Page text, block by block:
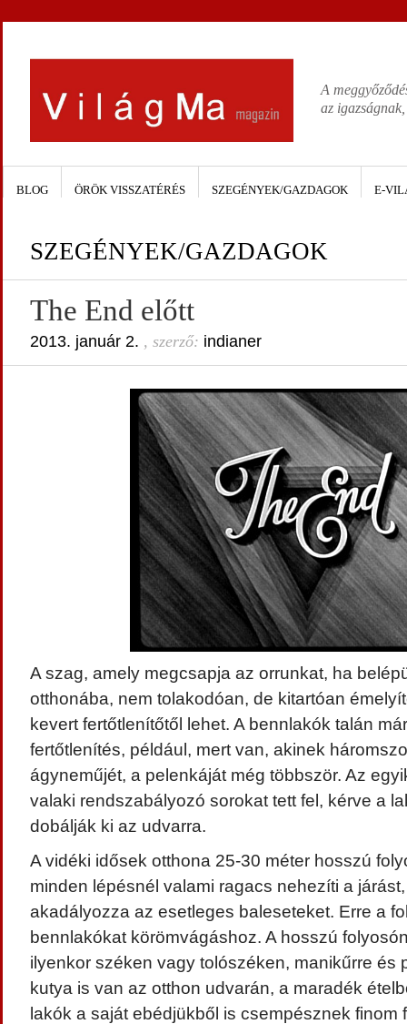
A
az
BLOG ÖRÖK VISSZATÉRÉS SZEGÉNYEK/GAZDAGOK E-
SZEGÉNYEK/GAZDAGOK
The End előtt
2013. január 2. , szerző: indianer
A szag, amely megcsapja az orrunkat, ha
otthonába, nem tolakodóan, de kitartóan
kevert fertőtlenítőtől lehet. A bennlakók talán
fertőtlenítés, például, mert van, akinek
ágyneműjét, a pelenkáját még többször. Az
valaki rendszabályozó sorokat tett fel, kérve a
dobálják ki az udvarra.
A vidéki idősek otthona 25-30 méter hosszú
minden lépésnél valami ragacs nehezíti a
akadályozza az esetleges baleseteket. Erre a
bennlakókat körömvágáshoz. A hosszú
ilyenkor széken vagy tolószéken, manikűrre és
kutya is van az otthon udvarán, a maradék
lakók a saját ebédjükből is csempésznek finom